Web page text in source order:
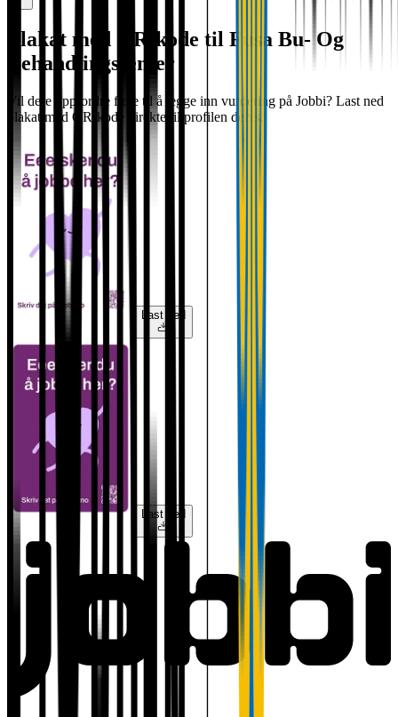
Plakat med QR-kode til Fusa Bu- Og
Behandlingssenter
Vil dere oppfordre flere til å legge inn vurdering på Jobbi? Last ned
plakat med QR-kode direkte til profilen deres.
Last ned
Last ned